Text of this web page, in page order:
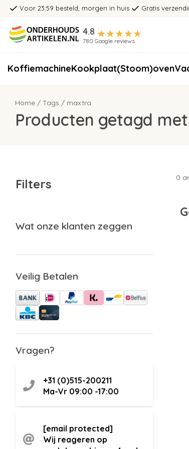
Voor 23:59 besteld, morgen in huis Gratis
4.8
780 Google reviews
KoffiemachineKookplaat(Stoom)oven
Home / Tags / maxtra
Producten getagd
Filters
Wat onze klanten zeggen
Veilig Betalen
Vragen?
+31 (0)515-200211
Ma-Vr 09:00 -17:00
[email protected]
Wij reageren op
0